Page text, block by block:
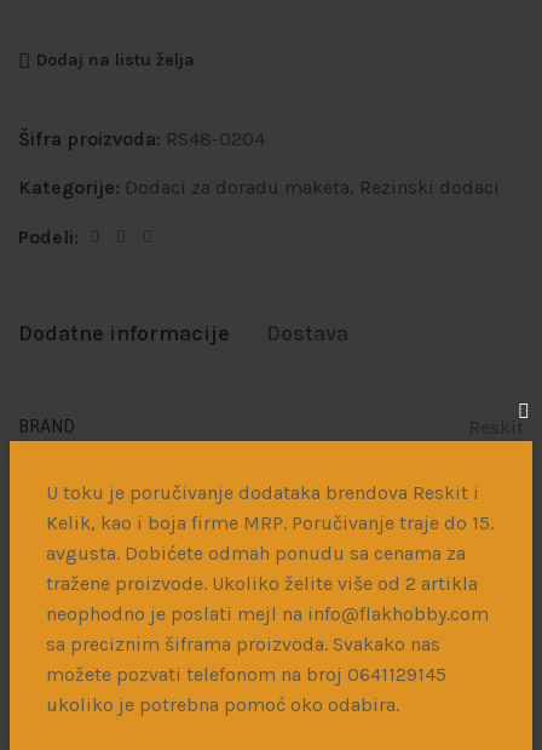
U toku je poručivanje dodataka brendova Reskit i
Kelik, kao i boja firme MRP. Poručivanje traje do 15.
avgusta. Dobićete odmah ponudu sa cenama za
tražene proizvode. Ukoliko želite više od 2 artikla
neophodno je poslati mejl na info@flakhobby.com
sa preciznim šiframa proizvoda. Svakako nas
možete pozvati telefonom na broj 0641129145
ukoliko je potrebna pomoć oko odabira.
Dodaj na listu želja
Šifra proizvoda: RS48-0204
Kategorije: Dodaci za doradu maketa, Rezinski dodaci
Podeli:
Dodatne informacije Dostava
BRAND
RAZMERA
Povezani proizvodi
Italienfeldzug – German Tanks and Vehicles 43-45 vol.1